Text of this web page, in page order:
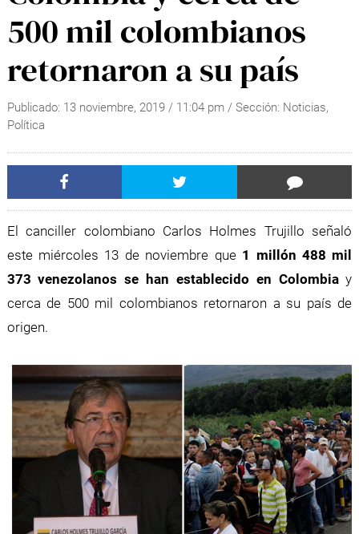
500 mil colombianos
retornaron a su país
Publicado: 13 noviembre, 2019/ 11:04 pm / Sección: Noticias,
Política
El canciller colombiano Carlos Holmes Trujillo señaló
este miércoles 13 de noviembre que1 millón 488 mil
373 venezolanos se han establecido en Colombiay
cerca de 500 mil colombianos retornaron a su país de
origen.